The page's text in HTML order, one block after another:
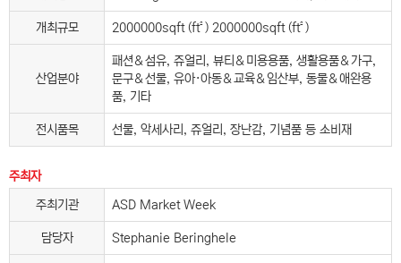
개최규모 2000000sqft (ft²) 2000000sqft (ft²)
산업분야
패션＆섬유, 쥬얼리, 뷰티＆미용용품, 생활용품＆가구,
문구＆선물, 유아·아동＆교육＆임산부, 동물＆애완용
품, 기타
전시품목 선물, 악세사리, 쥬얼리, 장난감, 기념품 등 소비재
주최자
주최기관
ASD Market Week
담당자 Stephanie Beringhele